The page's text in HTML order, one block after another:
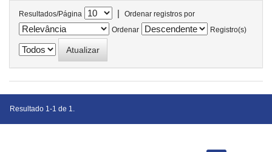
Resultados/Página |
Ordenar registros por
Ordenar
Registro(s)
Resultado 1-1 de 1.